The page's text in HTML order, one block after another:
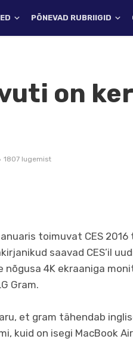
PÕNEVAD RUBRIIGID
on
1807 lugemist
toimuvat CES
saavad CES’il
4K ekraaniga
Gram.
et gram tähendab
kuid on isegi MacBook